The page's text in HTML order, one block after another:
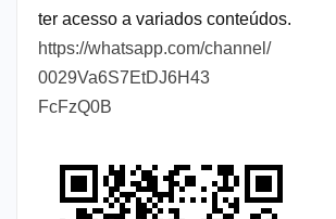
ter acesso a variados conteúdos.
https://whatsapp.com/channel/
0029Va6S7EtDJ6H43
FcFzQ0B